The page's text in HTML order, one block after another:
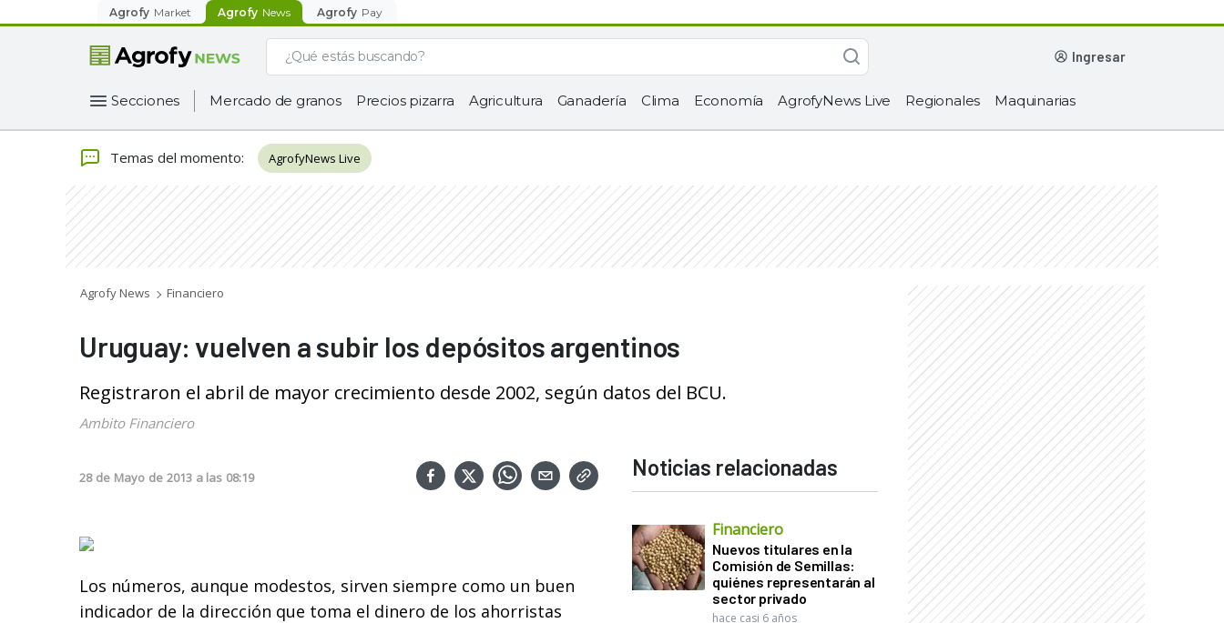
Agrofy Market Agrofy News Agrofy Pay
ingresar
Secciones Mercado de granos Precios pizarra Agricultura Ganadería Clima Economía AgrofyNews Live Regionales Maquinarias
Temas del momento: AgrofyNews Live
Agrofy News Financiero
Uruguay: vuelven a subir los depósitos argentinos
Registraron el abril de mayor crecimiento desde 2002, según datos del BCU.
Ambito Financiero
28 de Mayo de 2013 a las 08:19
Los números, aunque modestos, sirven siempre como un buen
indicador de la dirección que toma el dinero de los ahorristas
Noticias relacionadas
Financiero
Nuevos titulares en la
Comisión de Semillas:
quiénes representarán al
sector privado
hace casi 6 años